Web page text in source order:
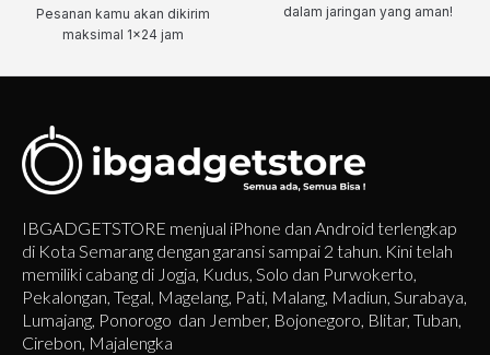
Pesanan kamu akan dikirim
maksimal 1x24 jam
dalam jaringan yang aman!
IBGADGETSTORE menjual iPhone dan Android terlengkap
di Kota Semarang dengan garansi sampai 2 tahun. Kini telah
memiliki cabang di Jogja, Kudus, Solo dan Purwokerto,
Pekalongan, Tegal, Magelang, Pati, Malang, Madiun, Surabaya,
Lumajang, Ponorogo dan Jember, Bojonegoro, Blitar, Tuban,
Cirebon, Majalengka